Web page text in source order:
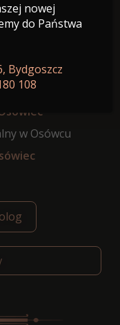
o godz. 11:30
w Osówcu
nowej
do Państwa
Bydgoszcz
108